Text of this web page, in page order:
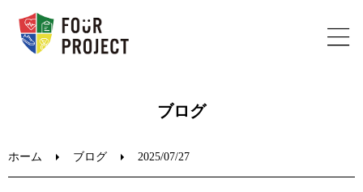
ブログ
ホーム ブログ 2025/07/27